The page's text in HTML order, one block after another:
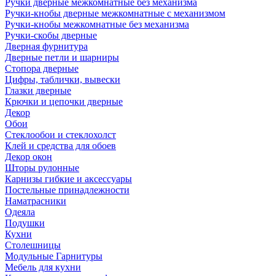
Ручки дверные межкомнатные без механизма
Ручки-кнобы дверные межкомнатные с механизмом
Ручки-кнобы межкомнатные без механизма
Ручки-скобы дверные
Дверная фурнитура
Дверные петли и шарниры
Стопора дверные
Цифры, таблички, вывески
Глазки дверные
Крючки и цепочки дверные
Декор
Обои
Стеклообои и стеклохолст
Клей и средства для обоев
Декор окон
Шторы рулонные
Карнизы гибкие и аксессуары
Постельные принадлежности
Наматрасники
Одеяла
Подушки
Кухни
Столешницы
Модульные Гарнитуры
Мебель для кухни